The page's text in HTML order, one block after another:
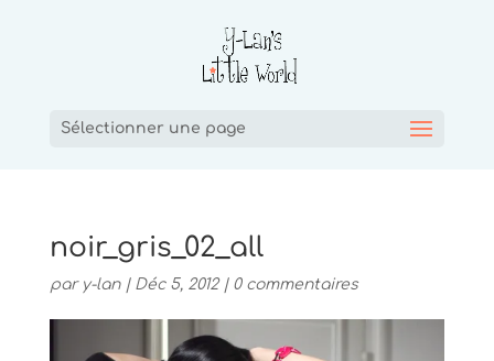
Sélectionner une page
noir_gris_02_all
par y-lan| Déc 5, 2012| 0 commentaires